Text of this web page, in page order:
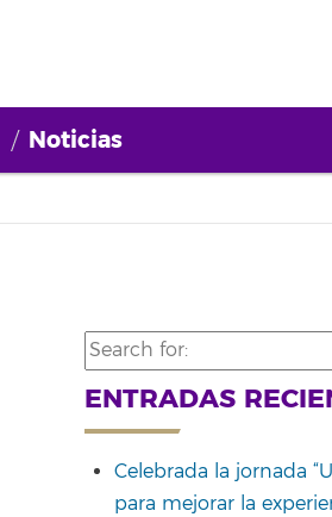
Noticias
Search
for:
ENTRADAS
Celebrada la jornada
para mejorar la